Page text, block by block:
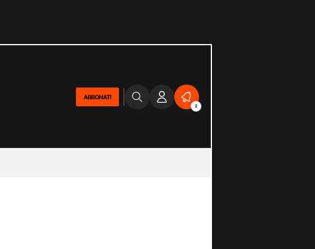
ABBONATI
2